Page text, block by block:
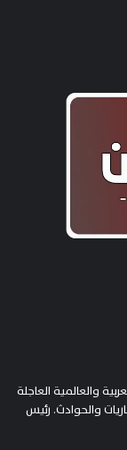
والعالمية العاجلة
والحوادث. رئيس